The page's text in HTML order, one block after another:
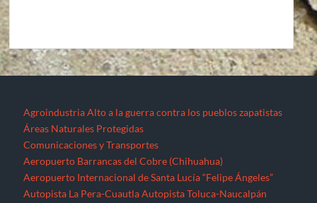
Agroindustria Alto a la guerra contra los pueblos zapatistas
Áreas Naturales Protegidas
Comunicaciones y Transportes
Aeropuerto Barrancas del Cobre (Chihuahua)
Aeropuerto Internacional de Santa Lucía “Felipe Ángeles”
Autopista La Pera-Cuautla Autopista Toluca-Naucalpán